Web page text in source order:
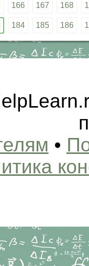
166 167 168
184 185 186
•